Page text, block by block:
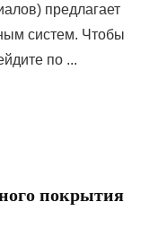
предлагает
систем. Чтобы
по ...
покрытия